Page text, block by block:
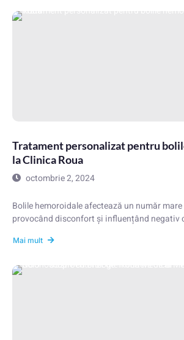
Tratament personalizat pentru
la Clinica Roua
octombrie 2, 2024
Bolile hemoroidale afectează un număr mare
provocând disconfort și influențând negativ
Mai mult